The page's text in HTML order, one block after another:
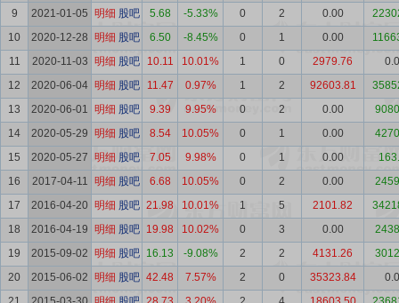
9
2021-01-05 明细 股吧 5.68 -5.33% 0 2 0.00
10
2020-12-28 明细 股吧 6.50 -8.45% 0 1 0.00
11
2020-11-03 明细 股吧 10.11 10.01% 1 0 2979.76
12
2020-06-04 明细 股吧 11.47 0.97% 1 2 92603.81
13
2020-06-01 明细 股吧 9.39 9.95% 0 2 0.00
14
2020-05-29 明细 股吧 8.54 10.05% 0 1 0.00
15
2020-05-27 明细 股吧 7.05 9.98% 0 1 0.00
16
2017-04-11 明细 股吧 6.68 10.05% 0 2 0.00
17
2016-04-20 明细 股吧 21.98 10.01% 1 5 2101.82
18
2016-04-19 明细 股吧 19.98 10.02% 0 3 0.00
19
2015-09-02 明细 股吧 16.13 -9.08% 2 2 4131.26
20
2015-06-02 明细 股吧 42.48 7.57% 2 0 35323.84